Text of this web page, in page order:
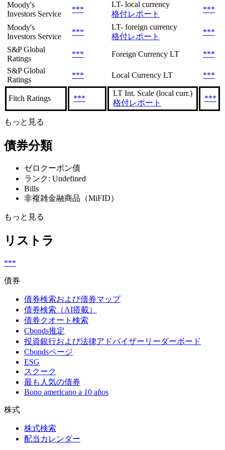
Moody's
Investors Service
***
LT- local currency
格付レポート
***
Moody's
Investors Service
***
LT- foreign currency
格付レポート
***
S&P Global
Ratings
*** Foreign Currency LT
***
S&P Global
Ratings
*** Local Currency LT ***
Fitch Ratings ***
LT Int. Scale (local curr.)
格付レポート
***
もっと見る
債券分類
ゼロクーポン債
ランク: Undefined
Bills
非複雑金融商品（MiFID）
もっと見る
リストラ
***
債券
債券検索および債券マップ
債券検索（AI搭載）
債券クオート検索
Cbonds推定
投資銀行および法律アドバイザーリーダーボード
Cbondsページ
ESG
スクーク
最も人気の債券
Bono americano a 10 años
株式
株式検索
配当カレンダー